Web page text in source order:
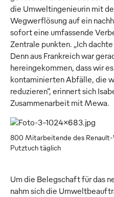
die Umweltingenieurin mit
Wegwerflösung auf ein
sofort eine umfassende
Zentrale punkten. „Ich
Denn aus Frankreich war
hereingekommen, dass wir
kontaminierten Abfälle, die
reduzieren“, erinnert sich
Zusammenarbeit mit Mewa.
800 Mitarbeitende des Renault-
Putztuch täglich
Um die Belegschaft für das
nahm sich die